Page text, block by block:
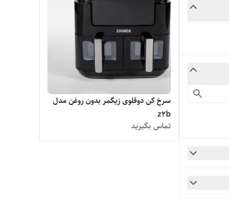
سرخ کن دوقلوی زیگمر بدون روغن مدل
z2b
تماس بگیرید